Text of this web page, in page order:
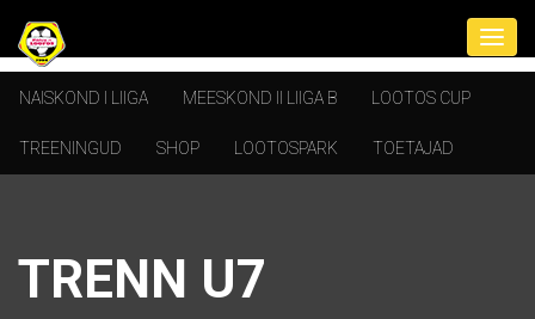
NAISKOND I LIIGA MEESKOND II LIIGA B LOOTOS CUP
TREENINGUD SHOP LOOTOSPARK TOETAJAD
TRENN U7